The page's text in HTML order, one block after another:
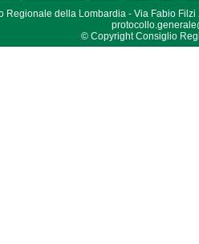
Regionale della Lombardia - Via Fabio Filzi
© Copyright Consiglio